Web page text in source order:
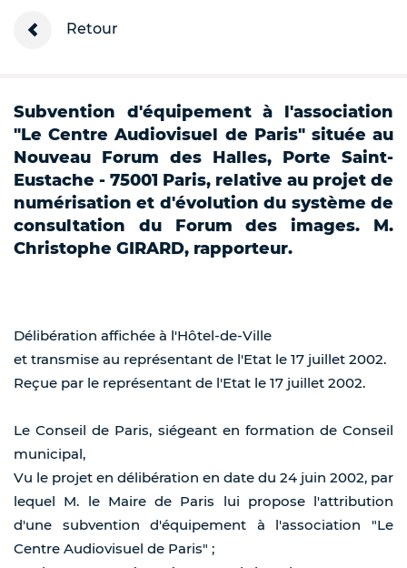
Retour
Subvention d'équipement à l'association
"Le Centre Audiovisuel de Paris" située au
Nouveau Forum des Halles, Porte Saint-
Eustache - 75001 Paris, relative au projet de
numérisation et d'évolution du système de
consultation du Forum des images. M.
Christophe GIRARD, rapporteur.
Délibération affichée à l'Hôtel-de-Ville
et transmise au représentant de l'Etat le 17 juillet 2002.
Reçue par le représentant de l'Etat le 17 juillet 2002.
Le Conseil de Paris, siégeant en formation de Conseil
municipal,
Vu le projet en délibération en date du 24 juin 2002, par
lequel M. le Maire de Paris lui propose l'attribution
d'une subvention d'équipement à l'association "Le
Centre Audiovisuel de Paris" ;